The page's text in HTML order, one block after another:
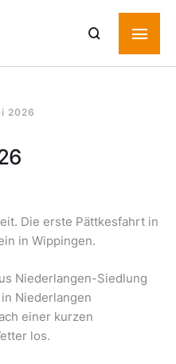
2026
Die erste Pättkesfahrt in
in Wippingen.
Niederlangen-Siedlung
Niederlangen
einer kurzen
los.